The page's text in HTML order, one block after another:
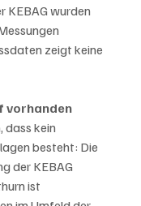
KEBAG wurden
zeigt keine
vorhanden
dass kein
besteht: Die
der KEBAG
ist